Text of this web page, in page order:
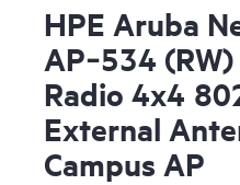
HPE Aruba
AP‑534
Radio 4x4
External
Campus AP